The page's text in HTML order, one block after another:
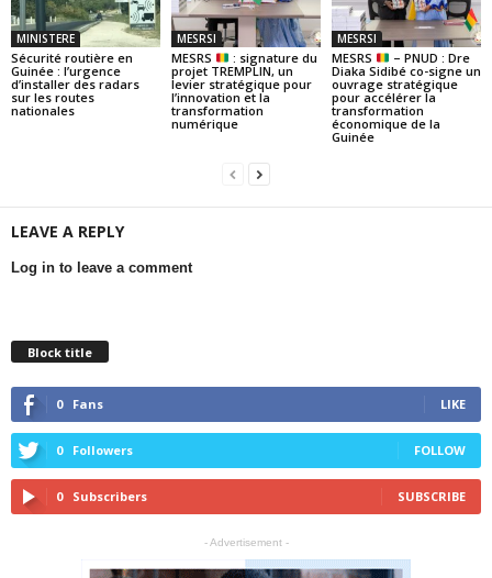
MINISTERE
Sécurité routière en
Guinée : l’urgence
d’installer des radars
sur les routes
nationales
MESRSI
MESRS
: signature du
projet TREMPLIN, un
levier stratégique pour
l’innovation et la
transformation
numérique
MESRSI
MESRS
– PNUD : Dre
Diaka Sidibé co-signe un
ouvrage stratégique
pour accélérer la
transformation
économique de la
Guinée
LEAVE A REPLY
Log in to leave a comment
Block title
0 Fans LIKE
0 Followers FOLLOW
0 Subscribers SUBSCRIBE
- Advertisement -